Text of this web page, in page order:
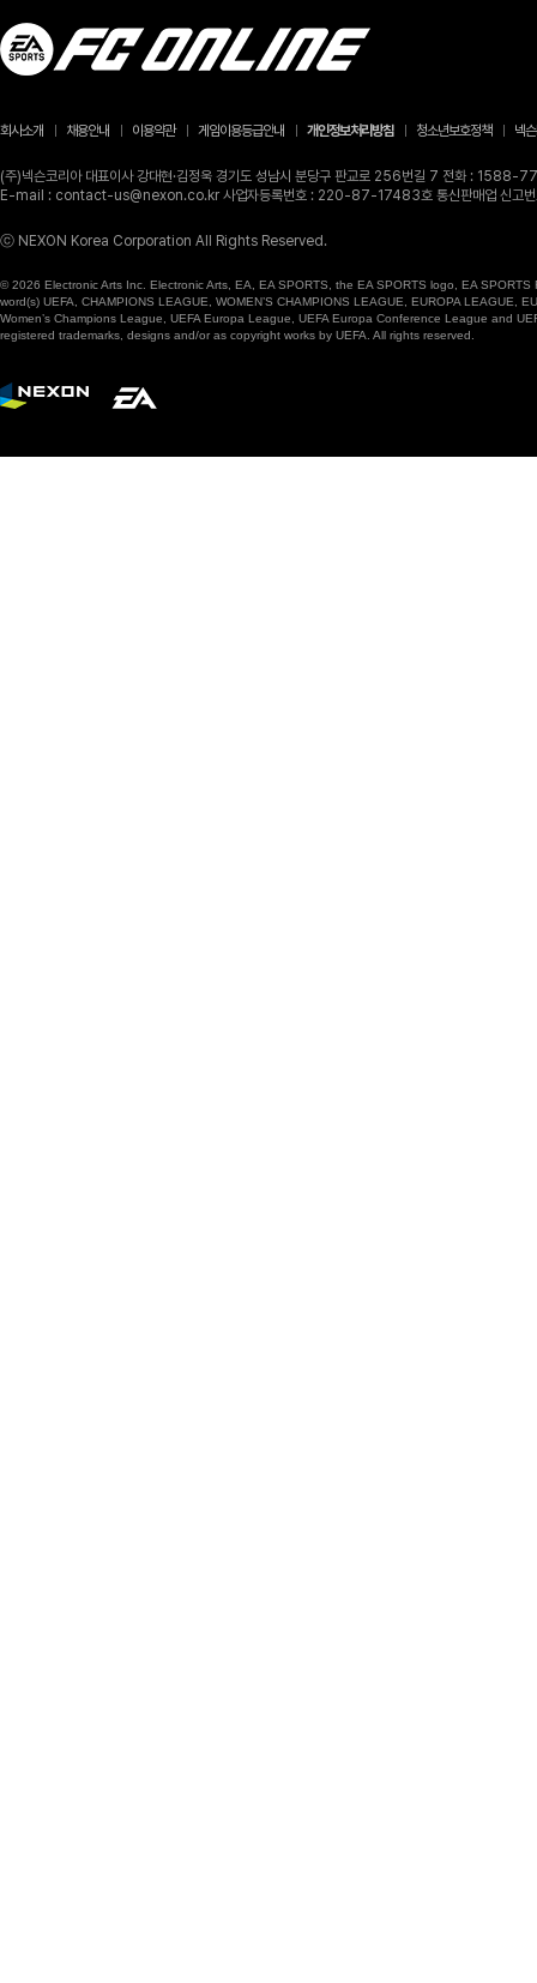
회사소개 채용안내 이용약관 게임이용등급안내 개인정보처리방침 청소년보호정책 넥
(주)넥슨코리아 대표이사 강대현·김정욱 경기도 성남시 분당구 판교로 256번길 7 전화 :
E-mail : contact-us@nexon.co.kr 사업자등록번호 : 220-87-17483호 통신판매업 신고
ⓒ NEXON Korea Corporation All Rights Reserved.
© 2026 Electronic Arts Inc. Electronic Arts, EA, EA SPORTS, the EA SPORTS logo, EA
word(s) UEFA, CHAMPIONS LEAGUE, WOMEN’S CHAMPIONS LEAGUE, EUROPA LEAGUE,
Women’s Champions League, UEFA Europa League, UEFA Europa Conference League and
registered trademarks, designs and/or as copyright works by UEFA. All rights reserved.